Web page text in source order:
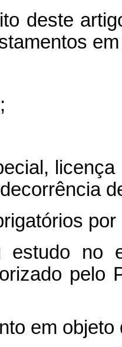
deste
por
no
pelo
em objeto